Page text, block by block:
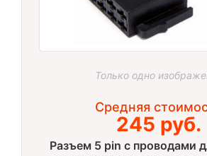
Только одно
Средняя
245 руб.
Разъем 5 pin с проводами